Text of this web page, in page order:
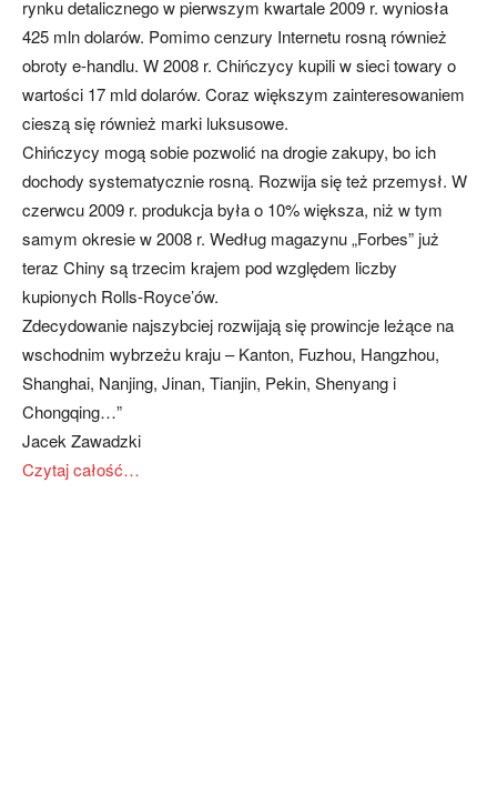
rynku detalicznego w pierwszym kwartale 2009 r. wyniosła
425 mln dolarów. Pomimo cenzury Internetu rosną również
obroty e-handlu. W 2008 r. Chińczycy kupili w sieci towary o
wartości 17 mld dolarów. Coraz większym zainteresowaniem
cieszą się również marki luksusowe.
Chińczycy mogą sobie pozwolić na drogie zakupy, bo ich
dochody systematycznie rosną. Rozwija się też przemysł. W
czerwcu 2009 r. produkcja była o 10% większa, niż w tym
samym okresie w 2008 r. Według magazynu „Forbes” już
teraz Chiny są trzecim krajem pod względem liczby
kupionych Rolls-Royce’ów.
Zdecydowanie najszybciej rozwijają się prowincje leżące na
wschodnim wybrzeżu kraju – Kanton, Fuzhou, Hangzhou,
Shanghai, Nanjing, Jinan, Tianjin, Pekin, Shenyang i
Chongqing…”
Jacek Zawadzki
Czytaj całość…